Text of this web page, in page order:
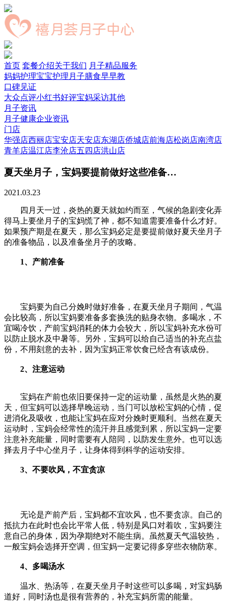
首页 套餐介绍关于我们 月子精品服务
妈妈护理宝宝护理 月子膳食早早教
口碑见证
大众点评小红书好评宝妈采访其他
月子资讯
月子健康企业资讯
门店
华强店西丽店宝安店天安店东湖店侨城店前海店松岗店南湾店
青羊店温江店李沧店五四店洪山店
夏天坐月子，宝妈要提前做好这些准备…
2021.03.23
四月天一过，炎热的夏天就如约而至，气候的急剧变化弄
得马上要坐月子的宝妈慌了神，都不知道需要准备什么才好。
如果预产期是在夏天，那么宝妈必定是要提前做好夏天坐月子
的准备物品，以及准备坐月子的攻略。
1、产前准备
宝妈要为自己分娩时做好准备，在夏天坐月子期间，气温
会比较高，所以宝妈要准备多套换洗的贴身衣物。多喝水，不
宜喝冷饮，产前宝妈消耗的体力会较大，所以宝妈补充水份可
以防止脱水及中暑等。另外，宝妈可以给自己适当的补充点盐
份，不用刻意的去补，因为宝妈正常饮食已经含有该成份。
2、注意运动
宝妈在产前也依旧要保持一定的运动量，虽然是火热的夏
天，但宝妈可以选择早晚运动，当门可以放松宝妈的心情，促
进消化及吸收，也能让宝妈在应对分娩时更顺利。当然在夏天
运动时，宝妈会经常性的流汗并且感觉到累，所以宝妈一定要
注意补充能量，同时需要有人陪同，以防发生意外。也可以选
择去月子中心坐月子，让身体得到科学的运动安排。
3、不要吹风，不宜贪凉
无论是产前产后，宝妈都不宜吹风，也不要贪凉。自己的
抵抗力在此时也会比平常人低，特别是风口对着吹，宝妈要注
意自己的身体，因为孕期绝对不能生病。虽然夏天气温较热，
一般宝妈会选择开空调，但宝妈一定要记得多穿些衣物防寒。
4、多喝汤水
温水、热汤等，在夏天坐月子时这些可以多喝，对宝妈肠
道好，同时汤也是很有营养的，补充宝妈所需的能量。